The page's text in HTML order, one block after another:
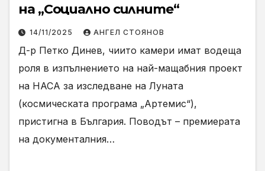
на „Социално силните“
14/11/2025 АНГЕЛ СТОЯНОВ
Д-р Петко Динев, чиито камери имат водеща
роля в изпълнението на най-мащабния проект
на НАСА за изследване на Луната
(космическата програма „Артемис“),
пристигна в България. Поводът – премиерата
на документалния…